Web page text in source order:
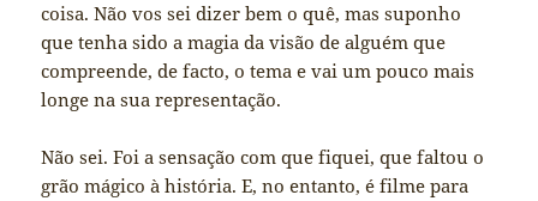
coisa. Não vos sei dizer bem o quê, mas suponho
que tenha sido a magia da visão de alguém que
compreende, de facto, o tema e vai um pouco mais
longe na sua representação.
Não sei. Foi a sensação com que fiquei, que faltou o
grão mágico à história. E, no entanto, é filme para